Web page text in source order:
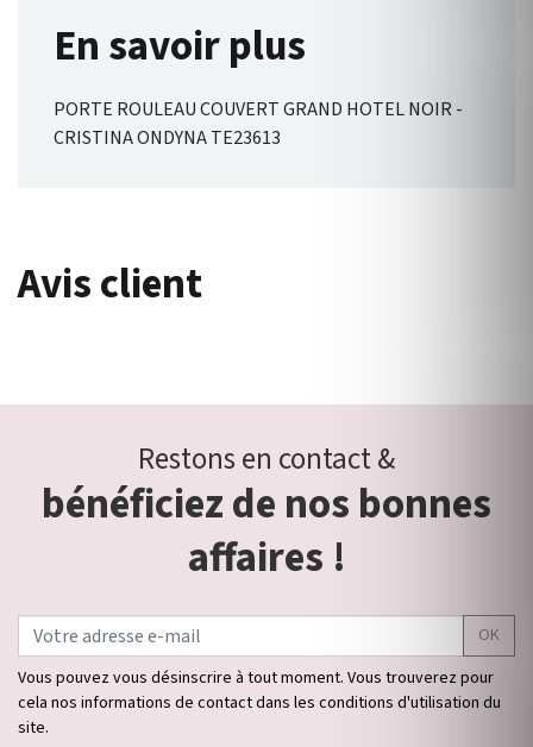
En savoir plus
PORTE ROULEAU COUVERT GRAND HOTEL NOIR -
CRISTINA ONDYNA TE23613
Avis client
Restons en contact &
bénéficiez de nos bonnes
affaires !
OK
Vous pouvez vous désinscrire à tout moment. Vous trouverez pour
cela nos informations de contact dans les conditions d'utilisation du
site.